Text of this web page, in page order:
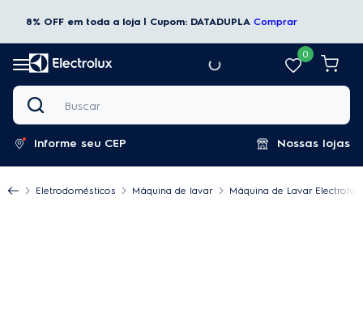
8% OFF em toda a loja | Cupom: DATADUPLA Comprar
0
Buscar
Informe seu CEP Nossas lojas
Eletrodomésticos Máquina de lavar Máquina de Lavar Electrolux